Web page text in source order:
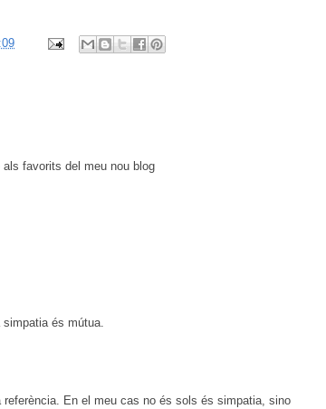
favorits del meu nou blog
és mútua.
En el meu cas no és sols és simpatia, sino